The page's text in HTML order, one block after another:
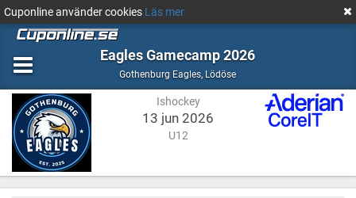
Cuponline använder cookies Läs mer
Eagles Gamecamp 2026
Gothenburg Eagles, Ishockey
LödöseLödöse
Ishockey
13 jun 2026
U12